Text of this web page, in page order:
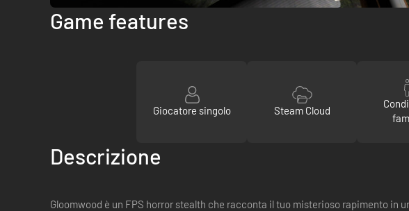
Game features
Giocatore singolo Steam Cloud
Descrizione
Gloomwood è un FPS horror stealth che racconta il tuo misterioso rapimento